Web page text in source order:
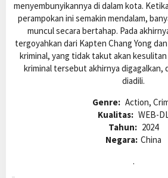
menyembunyikannya di dalam kota.
perampokan ini semakin mendalam,
muncul secara bertahap. Pada
tergoyahkan dari Kapten Chang Yong
kriminal, yang tidak takut akan
kriminal tersebut akhirnya digagalkan,
diadili.
Genre: Action,
Kualitas: WEB-
Tahun: 2024
Negara: China
.